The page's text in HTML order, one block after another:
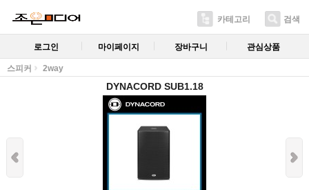
카테고리 검색
로그인 마이페이지 장바구니 관심상품
스피커 2way
DYNACORD SUB1.18